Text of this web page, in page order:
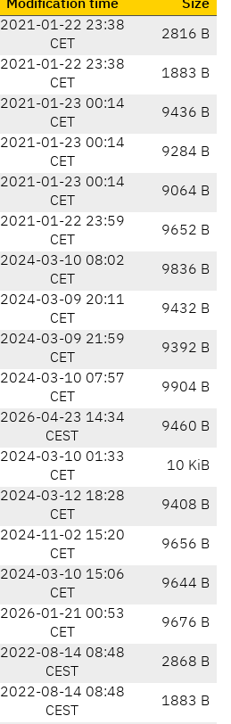
Modification time
Size
2021-01-22 23:38
CET
2816 B
2021-01-22 23:38
CET
1883 B
2021-01-23 00:14
CET
9436 B
2021-01-23 00:14
CET
9284 B
2021-01-23 00:14
CET
9064 B
2021-01-22 23:59
CET
9652 B
2024-03-10 08:02
CET
9836 B
2024-03-09 20:11
CET
9432 B
2024-03-09 21:59
CET
9392 B
2024-03-10 07:57
CET
9904 B
2026-04-23 14:34
CEST
9460 B
2024-03-10 01:33
CET
10 KiB
2024-03-12 18:28
CET
9408 B
2024-11-02 15:20
CET
9656 B
2024-03-10 15:06
CET
9644 B
2026-01-21 00:53
CET
9676 B
2022-08-14 08:48
CEST
2868 B
2022-08-14 08:48
CEST
1883 B